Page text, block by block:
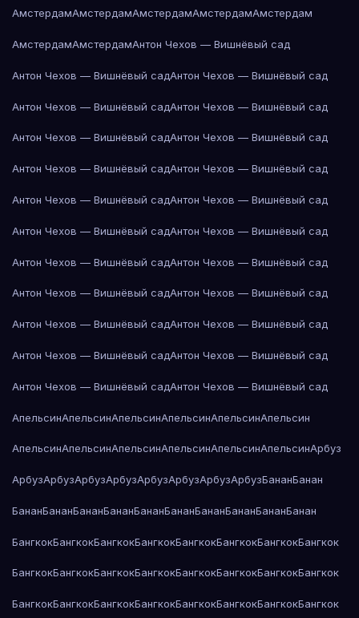
АмстердамАмстердамАмстердамАмстердамАмстердам
АмстердамАмстердамАнтон Чехов — Вишнёвый сад
Антон Чехов — Вишнёвый садАнтон Чехов — Вишнёвый сад
Антон Чехов — Вишнёвый садАнтон Чехов — Вишнёвый сад
Антон Чехов — Вишнёвый садАнтон Чехов — Вишнёвый сад
Антон Чехов — Вишнёвый садАнтон Чехов — Вишнёвый сад
Антон Чехов — Вишнёвый садАнтон Чехов — Вишнёвый сад
Антон Чехов — Вишнёвый садАнтон Чехов — Вишнёвый сад
Антон Чехов — Вишнёвый садАнтон Чехов — Вишнёвый сад
Антон Чехов — Вишнёвый садАнтон Чехов — Вишнёвый сад
Антон Чехов — Вишнёвый садАнтон Чехов — Вишнёвый сад
Антон Чехов — Вишнёвый садАнтон Чехов — Вишнёвый сад
Антон Чехов — Вишнёвый садАнтон Чехов — Вишнёвый сад
АпельсинАпельсинАпельсинАпельсинАпельсинАпельсин
АпельсинАпельсинАпельсинАпельсинАпельсинАпельсинАрбуз
АрбузАрбузАрбузАрбузАрбузАрбузАрбузАрбузБананБанан
БананБананБананБананБананБананБананБананБананБанан
БангкокБангкокБангкокБангкокБангкокБангкокБангкокБангкок
БангкокБангкокБангкокБангкокБангкокБангкокБангкокБангкок
БангкокБангкокБангкокБангкокБангкокБангкокБангкокБангкок